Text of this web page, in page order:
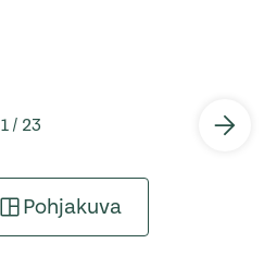
1 / 23
Pohjakuva